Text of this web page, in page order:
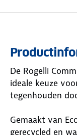
De Rogelli
ideale keuze
tegenhouden
Gemaakt van
gerecycled en